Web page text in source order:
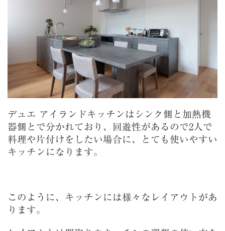
デュエ アイランドキッチンはシンク側と加熱機
器側とで分かれており、回遊性があるので2人で
料理や片付けをしたい場合に、とても使いやすい
キッチンになります。
このように、キッチンには様々なレイアウトがあ
ります。